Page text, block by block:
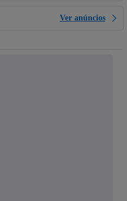
Ver anúncios